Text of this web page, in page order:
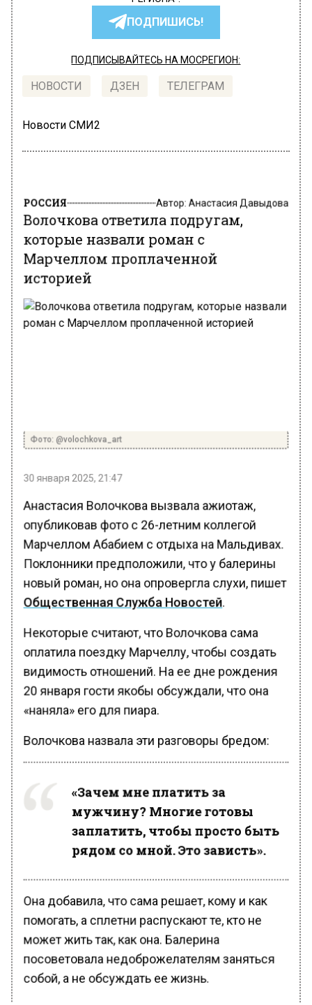
ПОДПИШИСЬ!
ПОДПИСЫВАЙТЕСЬ НА МОСРЕГИОН:
НОВОСТИ ДЗЕН ТЕЛЕГРАМ
Новости СМИ2
РОССИЯ Автор: Анастасия Давыдова
Волочкова ответила подругам,
которые назвали роман с
Марчеллом проплаченной
историей
Фото: @volochkova_art
30 января 2025, 21:47
Анастасия Волочкова вызвала ажиотаж,
опубликовав фото с 26-летним коллегой
Марчеллом Абабием с отдыха на Мальдивах.
Поклонники предположили, что у балерины
новый роман, но она опровергла слухи, пишет
Общественная Служба Новостей
Некоторые считают, что Волочкова сама
оплатила поездку Марчеллу, чтобы создать
видимость отношений. На ее дне рождения
20 января гости якобы обсуждали, что она
«наняла» его для пиара.
Волочкова назвала эти разговоры бредом:
«Зачем мне платить за
мужчину? Многие готовы
заплатить, чтобы просто быть
рядом со мной. Это зависть».
Она добавила, что сама решает, кому и как
помогать, а сплетни распускают те, кто не
может жить так, как она. Балерина
посоветовала недоброжелателям заняться
собой, а не обсуждать ее жизнь.